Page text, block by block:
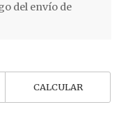
del envío de
CALCULAR